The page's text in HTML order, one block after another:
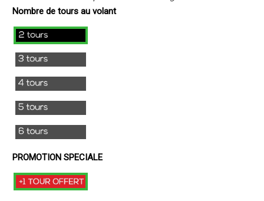
Nombre de tours au volant
2
3
4
5
6
PROMOTION SPECIALE
+1